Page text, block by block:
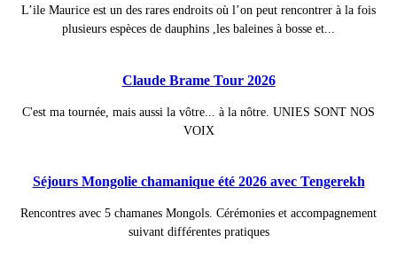
L’ile Maurice est un des rares endroits où l’on peut rencontrer à la fois
plusieurs espèces de dauphins ,les baleines à bosse et...
Claude Brame Tour 2026
C'est ma tournée, mais aussi la vôtre... à la nôtre. UNIES SONT NOS
VOIX
Séjours Mongolie chamanique été 2026 avec Tengerekh
Rencontres avec 5 chamanes Mongols. Cérémonies et accompagnement
suivant différentes pratiques